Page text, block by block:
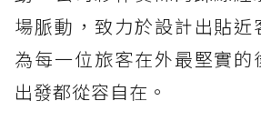
場脈動，致力於設計出貼近
為每一位旅客在外最堅實的
出發都從容自在。